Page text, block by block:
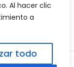
Al hacer clic
a
todo